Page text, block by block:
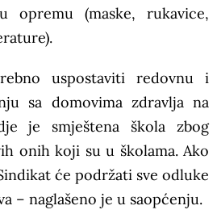
opremu (maske, rukavice,
uspostaviti redovnu i
sa domovima zdravlja na
je smještena škola zbog
onih koji su u školama. Ako
će podržati sve odluke
– naglašeno je u saopćenju.